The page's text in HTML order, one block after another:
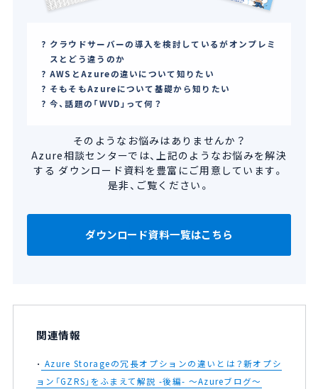
クラウドサーバーの導入を検討しているがオンプレミ
スとどう違うのか
AWSとAzureの違いについて知りたい
そもそもAzureについて基礎から知りたい
今、話題の「WVD」って何？
そのようなお悩みはありませんか？
Azure相談センターでは、上記のようなお悩みを解決
する ダウンロード資料を豊富にご用意しています。
是非、ご覧ください。
ダウンロード資料一覧はこちら
関連情報
Azure Storageの冗長オプションの違いとは？新オプシ
ョン「GZRS」をふまえて解説 -後編- ～Azureブログ～